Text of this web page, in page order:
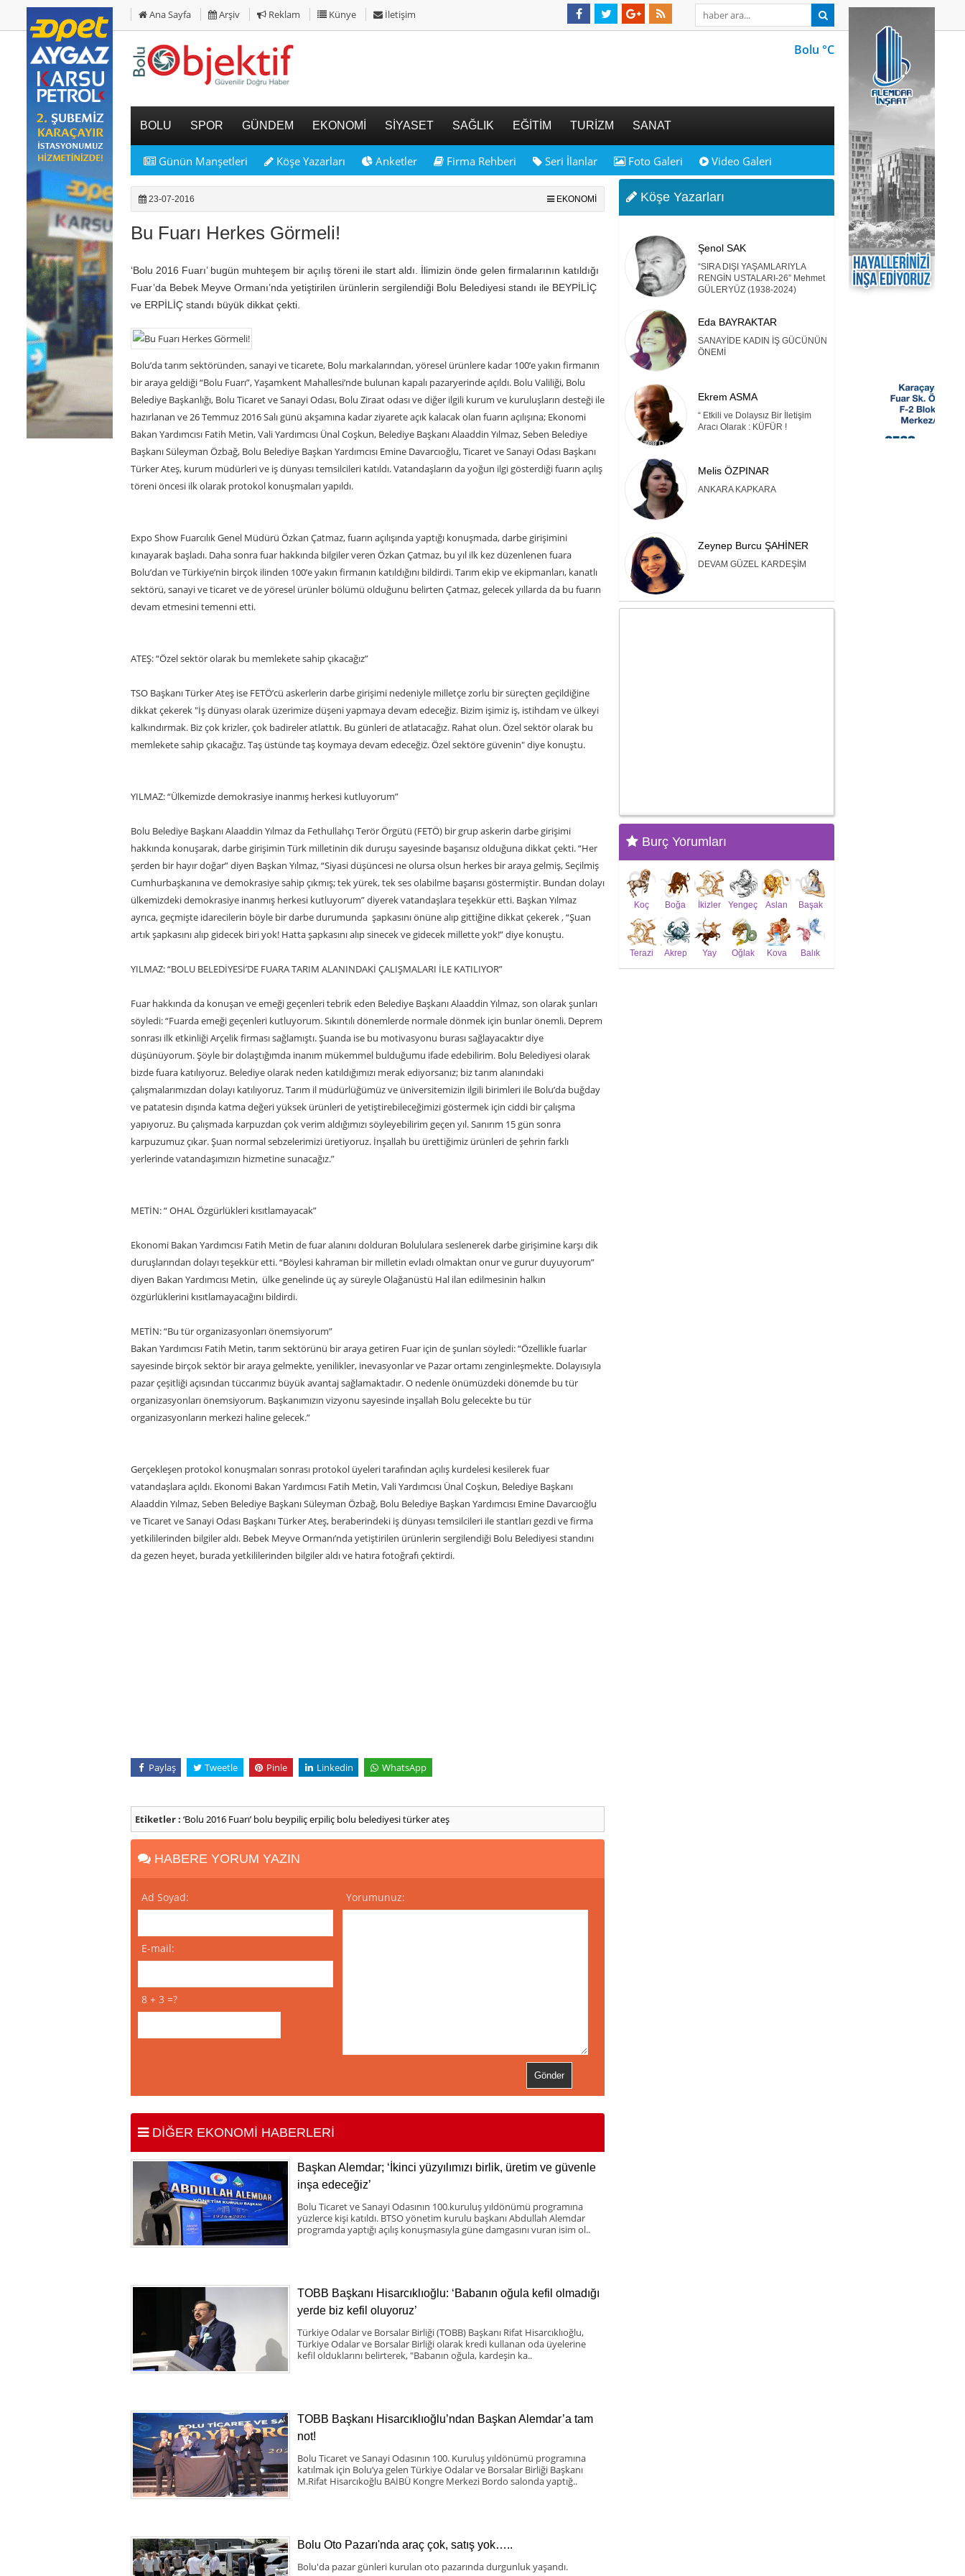
Ana Sayfa Arşiv Reklam Künye İletişim
Bolu °C
BOLU SPOR GÜNDEM EKONOMİ SİYASET SAĞLIK EĞİTİM TURİZM SANAT
Günün Manşetleri Köşe Yazarları Anketler Firma Rehberi Seri İlanlar Foto Galeri Video Galeri
23-07-2016 EKONOMİ
Bu Fuarı Herkes Görmeli!
‘Bolu 2016 Fuarı’ bugün muhteşem bir açılış töreni ile start aldı. İlimizin önde gelen firmalarının katıldığı
Fuar’da Bebek Meyve Ormanı’nda yetiştirilen ürünlerin sergilendiği Bolu Belediyesi standı ile BEYPİLİÇ
ve ERPİLİÇ standı büyük dikkat çekti.
Bolu’da tarım sektöründen, sanayi ve ticarete, Bolu markalarından, yöresel ürünlere kadar 100’e yakın firmanın
bir araya geldiği “Bolu Fuarı”, Yaşamkent Mahallesi’nde bulunan kapalı pazaryerinde açıldı. Bolu Valiliği, Bolu
Belediye Başkanlığı, Bolu Ticaret ve Sanayi Odası, Bolu Ziraat odası ve diğer ilgili kurum ve kuruluşların desteği ile
hazırlanan ve 26 Temmuz 2016 Salı günü akşamına kadar ziyarete açık kalacak olan fuarın açılışına; Ekonomi
Bakan Yardımcısı Fatih Metin, Vali Yardımcısı Ünal Coşkun, Belediye Başkanı Alaaddin Yılmaz, Seben Belediye
Başkanı Süleyman Özbağ, Bolu Belediye Başkan Yardımcısı Emine Davarcıoğlu, Ticaret ve Sanayi Odası Başkanı
Türker Ateş, kurum müdürleri ve iş dünyası temsilcileri katıldı. Vatandaşların da yoğun ilgi gösterdiği fuarın açılış
töreni öncesi ilk olarak protokol konuşmaları yapıldı.
Expo Show Fuarcılık Genel Müdürü Özkan Çatmaz, fuarın açılışında yaptığı konuşmada, darbe girişimini
kınayarak başladı. Daha sonra fuar hakkında bilgiler veren Özkan Çatmaz, bu yıl ilk kez düzenlenen fuara
Bolu’dan ve Türkiye’nin birçok ilinden 100’e yakın firmanın katıldığını bildirdi. Tarım ekip ve ekipmanları, kanatlı
sektörü, sanayi ve ticaret ve de yöresel ürünler bölümü olduğunu belirten Çatmaz, gelecek yıllarda da bu fuarın
devam etmesini temenni etti.
ATEŞ: “Özel sektör olarak bu memlekete sahip çıkacağız”
TSO Başkanı Türker Ateş ise FETÖ’cü askerlerin darbe girişimi nedeniyle milletçe zorlu bir süreçten geçildiğine
dikkat çekerek "İş dünyası olarak üzerimize düşeni yapmaya devam edeceğiz. Bizim işimiz iş, istihdam ve ülkeyi
kalkındırmak. Biz çok krizler, çok badireler atlattık. Bu günleri de atlatacağız. Rahat olun. Özel sektör olarak bu
memlekete sahip çıkacağız. Taş üstünde taş koymaya devam edeceğiz. Özel sektöre güvenin" diye konuştu.
YILMAZ: “Ülkemizde demokrasiye inanmış herkesi kutluyorum”
Bolu Belediye Başkanı Alaaddin Yılmaz da Fethullahçı Terör Örgütü (FETÖ) bir grup askerin darbe girişimi
hakkında konuşarak, darbe girişimin Türk milletinin dik duruşu sayesinde başarısız olduğuna dikkat çekti. “Her
şerden bir hayır doğar” diyen Başkan Yılmaz, “Siyasi düşüncesi ne olursa olsun herkes bir araya gelmiş, Seçilmiş
Cumhurbaşkanına ve demokrasiye sahip çıkmış; tek yürek, tek ses olabilme başarısı göstermiştir. Bundan dolayı
ülkemizdeki demokrasiye inanmış herkesi kutluyorum” diyerek vatandaşlara teşekkür etti. Başkan Yılmaz
ayrıca, geçmişte idarecilerin böyle bir darbe durumunda şapkasını önüne alıp gittiğine dikkat çekerek , “Şuan
artık şapkasını alıp gidecek biri yok! Hatta şapkasını alıp sinecek ve gidecek millette yok!” diye konuştu.
YILMAZ: “BOLU BELEDİYESİ’DE FUARA TARIM ALANINDAKİ ÇALIŞMALARI İLE KATILIYOR”
Fuar hakkında da konuşan ve emeği geçenleri tebrik eden Belediye Başkanı Alaaddin Yılmaz, son olarak şunları
söyledi: “Fuarda emeği geçenleri kutluyorum. Sıkıntılı dönemlerde normale dönmek için bunlar önemli. Deprem
sonrası ilk etkinliği Arçelik firması sağlamıştı. Şuanda ise bu motivasyonu burası sağlayacaktır diye
düşünüyorum. Şöyle bir dolaştığımda inanım mükemmel bulduğumu ifade edebilirim. Bolu Belediyesi olarak
bizde fuara katılıyoruz. Belediye olarak neden katıldığımızı merak ediyorsanız; biz tarım alanındaki
çalışmalarımızdan dolayı katılıyoruz. Tarım il müdürlüğümüz ve üniversitemizin ilgili birimleri ile Bolu’da buğday
ve patatesin dışında katma değeri yüksek ürünleri de yetiştirebileceğimizi göstermek için ciddi bir çalışma
yapıyoruz. Bu çalışmada karpuzdan çok verim aldığımızı söyleyebilirim geçen yıl. Sanırım 15 gün sonra
karpuzumuz çıkar. Şuan normal sebzelerimizi üretiyoruz. İnşallah bu ürettiğimiz ürünleri de şehrin farklı
yerlerinde vatandaşımızın hizmetine sunacağız.”
METİN: “ OHAL Özgürlükleri kısıtlamayacak”
Ekonomi Bakan Yardımcısı Fatih Metin de fuar alanını dolduran Bolululara seslenerek darbe girişimine karşı dik
duruşlarından dolayı teşekkür etti. “Böylesi kahraman bir milletin evladı olmaktan onur ve gurur duyuyorum”
diyen Bakan Yardımcısı Metin, ülke genelinde üç ay süreyle Olağanüstü Hal ilan edilmesinin halkın
özgürlüklerini kısıtlamayacağını bildirdi.
METİN: “Bu tür organizasyonları önemsiyorum”
Bakan Yardımcısı Fatih Metin, tarım sektörünü bir araya getiren Fuar için de şunları söyledi: “Özellikle fuarlar
sayesinde birçok sektör bir araya gelmekte, yenilikler, inevasyonlar ve Pazar ortamı zenginleşmekte. Dolayısıyla
pazar çeşitliği açısından tüccarımız büyük avantaj sağlamaktadır. O nedenle önümüzdeki dönemde bu tür
organizasyonları önemsiyorum. Başkanımızın vizyonu sayesinde inşallah Bolu gelecekte bu tür
organizasyonların merkezi haline gelecek.”
Gerçekleşen protokol konuşmaları sonrası protokol üyeleri tarafından açılış kurdelesi kesilerek fuar
vatandaşlara açıldı. Ekonomi Bakan Yardımcısı Fatih Metin, Vali Yardımcısı Ünal Coşkun, Belediye Başkanı
Alaaddin Yılmaz, Seben Belediye Başkanı Süleyman Özbağ, Bolu Belediye Başkan Yardımcısı Emine Davarcıoğlu
ve Ticaret ve Sanayi Odası Başkanı Türker Ateş, beraberindeki iş dünyası temsilcileri ile stantları gezdi ve firma
yetkililerinden bilgiler aldı. Bebek Meyve Ormanı’nda yetiştirilen ürünlerin sergilendiği Bolu Belediyesi standını
da gezen heyet, burada yetkililerinden bilgiler aldı ve hatıra fotoğrafı çektirdi.
Paylaş Tweetle Pinle Linkedin WhatsApp
Etiketler : ‘Bolu 2016 Fuarı’ bolu beypiliçerpiliç bolu belediyesitürker ateş
HABERE YORUM YAZIN
Ad Soyad:
E-mail:
8 + 3 =?
Yorumunuz:
DİĞER EKONOMİ HABERLERİ
Başkan Alemdar; ‘İkinci yüzyılımızı birlik, üretim ve güvenle
inşa edeceğiz’
Bolu Ticaret ve Sanayi Odasının 100.kuruluş yıldönümü programına
yüzlerce kişi katıldı. BTSO yönetim kurulu başkanı Abdullah Alemdar
programda yaptığı açılış konuşmasıyla güne damgasını vuran isim ol..
TOBB Başkanı Hisarcıklıoğlu: ‘Babanın oğula kefil olmadığı
yerde biz kefil oluyoruz’
Türkiye Odalar ve Borsalar Birliği (TOBB) Başkanı Rifat Hisarcıklıoğlu,
Türkiye Odalar ve Borsalar Birliği olarak kredi kullanan oda üyelerine
kefil olduklarını belirterek, "Babanın oğula, kardeşin ka..
TOBB Başkanı Hisarcıklıoğlu’ndan Başkan Alemdar’a tam
not!
Bolu Ticaret ve Sanayi Odasının 100. Kuruluş yıldönümü programına
katılmak için Bolu’ya gelen Türkiye Odalar ve Borsalar Birliği Başkanı
M.Rifat Hisarcıkoğlu BAİBÜ Kongre Merkezi Bordo salonda yaptığ..
Bolu Oto Pazarı'nda araç çok, satış yok…..
Bolu'da pazar günleri kurulan oto pazarında durgunluk yaşandı.
Köşe Yazarları
Şenol SAK
“SIRA DIŞI YAŞAMLARIYLA
RENGİN USTALARI-26” Mehmet
GÜLERYÜZ (1938-2024)
Eda BAYRAKTAR
SANAYİDE KADIN İŞ GÜCÜNÜN
ÖNEMİ
Ekrem ASMA
“ Etkili ve Dolaysız Bir İletişim
Aracı Olarak : KÜFÜR !
Melis ÖZPINAR
ANKARA KAPKARA
Zeynep Burcu ŞAHİNER
DEVAM GÜZEL KARDEŞİM
Burç Yorumları
Koç Boğa İkizler Yengeç Aslan Başak
Terazi Akrep Yay Oğlak Kova Balık